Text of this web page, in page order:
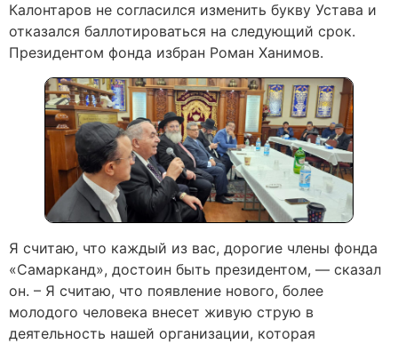
Калонтаров не согласился изменить букву Устава и
отказался баллотироваться на следующий срок.
Президентом фонда избран Роман Ханимов.
Я считаю, что каждый из вас, дорогие члены фонда
«Самарканд», достоин быть президентом, — сказал
он. – Я считаю, что появление нового, более
молодого человека внесет живую струю в
деятельность нашей организации, которая